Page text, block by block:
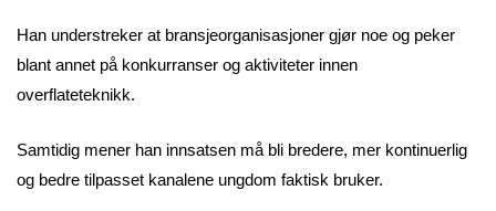
Han understreker at bransjeorganisasjoner gjør noe og peker
blant annet på konkurranser og aktiviteter innen
overflateteknikk.
Samtidig mener han innsatsen må bli bredere, mer kontinuerlig
og bedre tilpasset kanalene ungdom faktisk bruker.